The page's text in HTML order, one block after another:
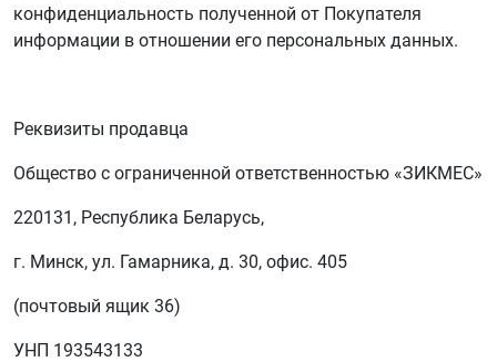
конфиденциальность полученной от Покупателя
информации в отношении его персональных данных.
Реквизиты продавца
Общество с ограниченной ответственностью «ЗИКМЕС»
220131, Республика Беларусь,
г. Минск, ул. Гамарника, д. 30, офис. 405
(почтовый ящик 36)
УНП 193543133